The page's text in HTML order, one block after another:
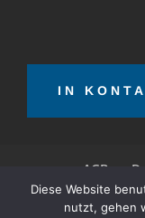
IN
AGB
Diese Website
nutzt, gehen